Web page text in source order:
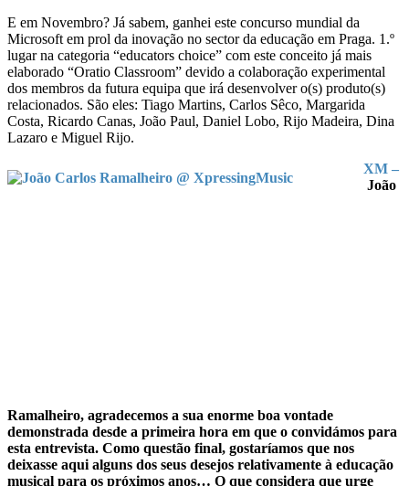
E em Novembro? Já sabem, ganhei este concurso mundial da
Microsoft em prol da inovação no sector da educação em Praga. 1.º
lugar na categoria “educators choice” com este conceito já mais
elaborado “Oratio Classroom” devido a colaboração experimental
dos membros da futura equipa que irá desenvolver o(s) produto(s)
relacionados. São eles: Tiago Martins, Carlos Sêco, Margarida
Costa, Ricardo Canas, João Paul, Daniel Lobo, Rijo Madeira, Dina
Lazaro e Miguel Rijo.
XM –
João
Ramalheiro, agradecemos a sua enorme boa vontade
demonstrada desde a primeira hora em que o convidámos para
esta entrevista. Como questão final, gostaríamos que nos
deixasse aqui alguns dos seus desejos relativamente à educação
musical para os próximos anos… O que considera que urge